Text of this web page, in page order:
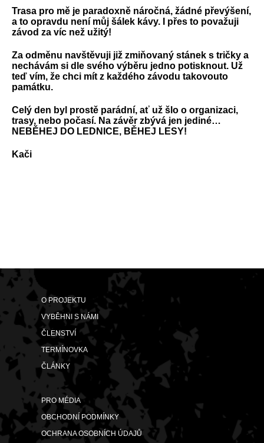
Trasa pro mě je paradoxně náročná, žádné převýšení,
a to opravdu není můj šálek kávy. I přes to považuji
závod za víc než užitý!
Za odměnu navštěvuji již zmiňovaný stánek s tričky a
nechávám si dle svého výběru jedno potisknout. Už
teď vím, že chci mít z každého závodu takovouto
památku.
Celý den byl prostě parádní, ať už šlo o organizaci,
trasy, nebo počasí. Na závěr zbývá jen jediné…
NEBĚHEJ DO LEDNICE, BĚHEJ LESY!
Kači
O PROJEKTU
VYBĚHNI S NÁMI
ČLENSTVÍ
TERMÍNOVKA
ČLÁNKY
PRO MÉDIA
OBCHODNÍ PODMÍNKY
OCHRANA OSOBNÍCH ÚDAJŮ